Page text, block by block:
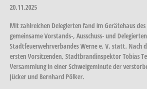
20.11.2025
Mit zahlreichen Delegierten fand im Gerätehaus
gemeinsame Vorstands-, Ausschuss- und
Stadtfeuerwehrverbandes Werne e. V. statt. Nach
ersten Vorsitzenden, Stadtbrandinspektor Tobias
Versammlung in einer Schweigeminute der
Jücker und Bernhard Pölker.